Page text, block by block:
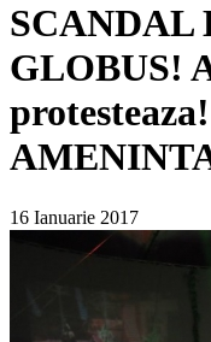
SCANDAL
GLOBUS!
16 Ianuarie 2017